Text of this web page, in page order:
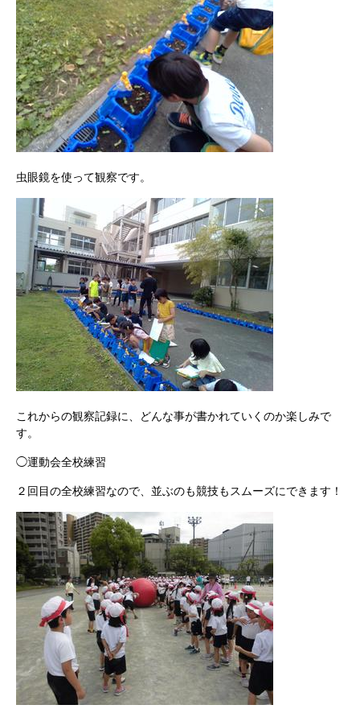
虫眼鏡を使って観察です。
これからの観察記録に、どんな事が書かれていくのか楽しみで
す。
◯運動会全校練習
２回目の全校練習なので、並ぶのも競技もスムーズにできます！